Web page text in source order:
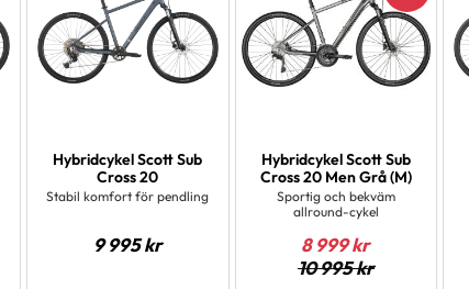
Hybridcykel Scott Sub
Cross 20
Stabil komfort för pendling
9 995kr
Hybridcykel Scott Sub
Cross 20 Men Grå (M)
Sportig och bekväm
allround-cykel
8 999kr
10 995kr